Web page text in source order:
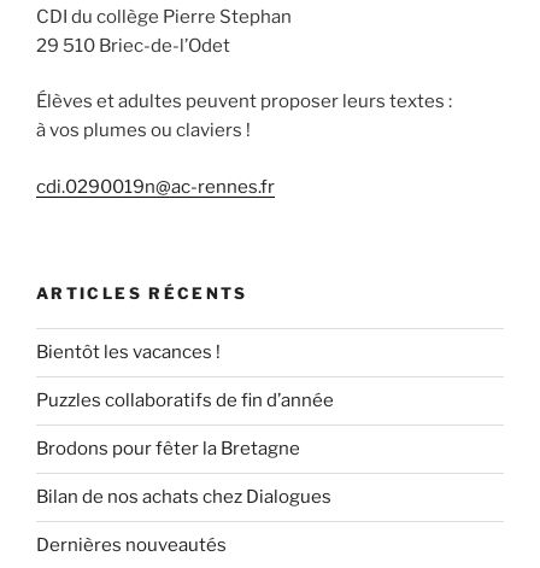
CDI du collège Pierre Stephan
29 510 Briec-de-l’Odet
Élèves et adultes peuvent proposer leurs textes :
à vos plumes ou claviers !
cdi.0290019n@ac-rennes.fr
ARTICLES RÉCENTS
Bientôt les vacances !
Puzzles collaboratifs de fin d’année
Brodons pour fêter la Bretagne
Bilan de nos achats chez Dialogues
Dernières nouveautés